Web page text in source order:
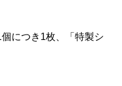
につき1枚、「特製シ